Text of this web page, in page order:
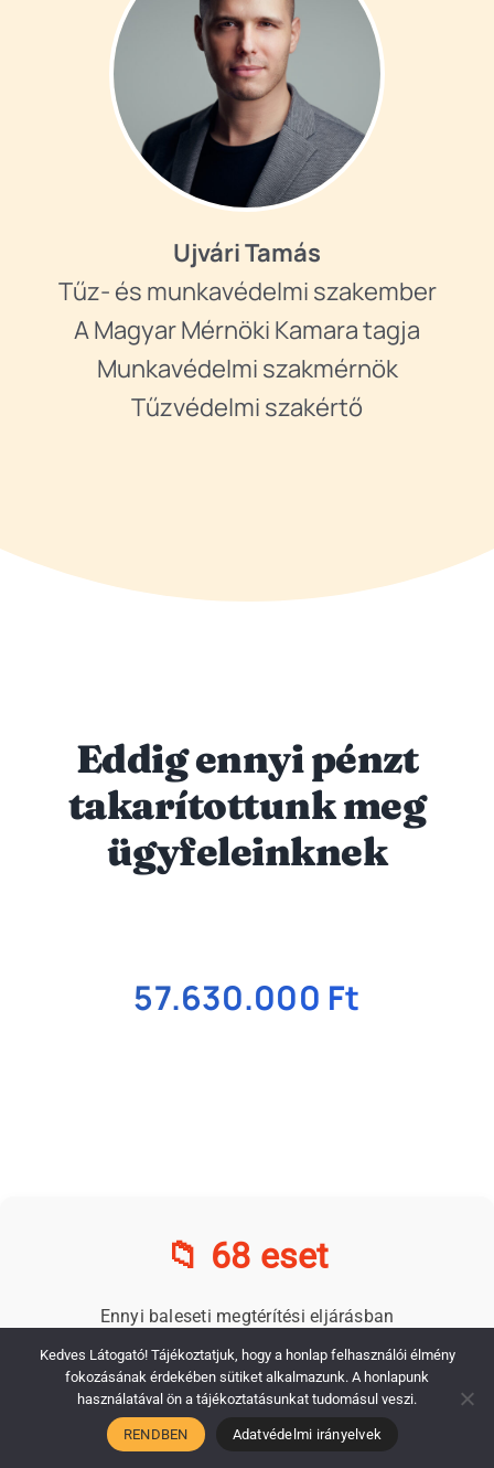
Ujvári Tamás
Tűz- és munkavédelmi szakember
A Magyar Mérnöki Kamara tagja
Munkavédelmi szakmérnök
Tűzvédelmi szakértő
Eddig ennyi pénzt
takarítottunk meg
ügyfeleinknek
57.630.000 Ft
📁 68 eset
Ennyi baleseti megtérítési eljárásban
segítettünk 2019 óta
Kedves Látogató! Tájékoztatjuk, hogy a honlap felhasználói élmény
fokozásának érdekében sütiket alkalmazunk. A honlapunk
használatával ön a tájékoztatásunkat tudomásul veszi.
RENDBEN Adatvédelmi irányelvek